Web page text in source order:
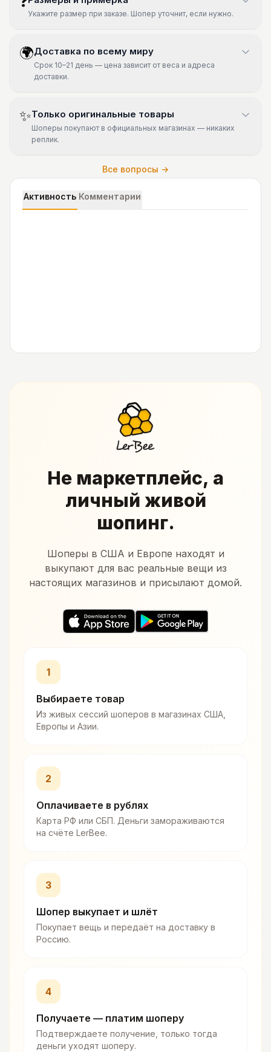
Укажите размер при заказе. Шопер уточнит, если нужно.
🌍Доставка по всему миру
Срок 10–21 день — цена зависит от веса и адреса
доставки.
✨Только оригинальные товары
Шоперы покупают в официальных магазинах — никаких
реплик.
Все вопросы →
Активность Комментарии
Не маркетплейс, а
личный живой
шопинг.
Шоперы в США и Европе находят и
выкупают для вас реальные вещи из
настоящих магазинов и присылают домой.
1
Выбираете товар
Из живых сессий шоперов в магазинах США,
Европы и Азии.
2
Оплачиваете в рублях
Карта РФ или СБП. Деньги замораживаются
на счёте LerBee.
3
Шопер выкупает и шлёт
Покупает вещь и передаёт на доставку в
Россию.
4
Получаете — платим шоперу
Подтверждаете получение, только тогда
деньги уходят шоперу.